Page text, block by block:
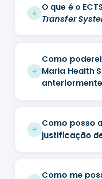
O que é o
Transfer
Como
Maria Health
Como posso
justificação
Como me